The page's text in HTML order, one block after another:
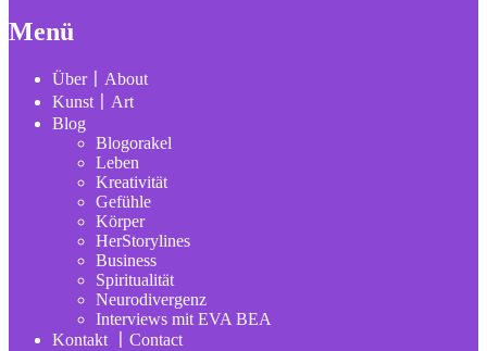
Menü
Über〡About
Kunst〡Art
Blog
Blogorakel
Leben
Kreativität
Gefühle
Körper
HerStorylines
Business
Spiritualität
Neurodivergenz
Interviews mit EVA BEA
Kontakt 〡Contact